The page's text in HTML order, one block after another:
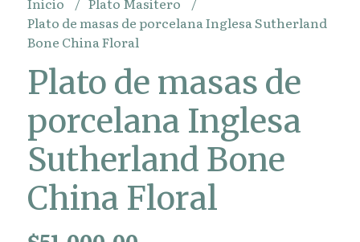
Plato de masas de porcelana Inglesa Sutherland
Bone China Floral
Plato de masas de
porcelana Inglesa
Sutherland Bone
China Floral